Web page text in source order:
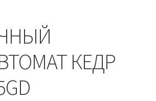
КЕДР